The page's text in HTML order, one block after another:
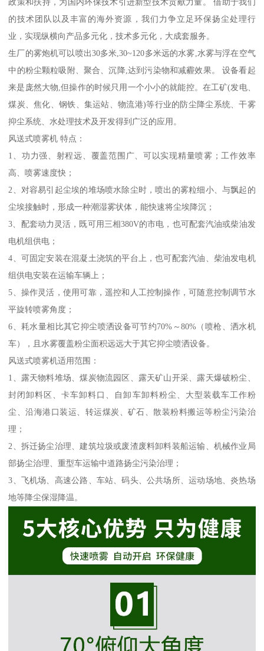
的技术团队以及丰富的海外资源，我们力争立足环保扬尘处理行
业，实现纵横向产品多元化，技术多元化，大成套服务。
生厂的雾炮机可以喷出30多米,30~120多米远的水雾,水雾与浮在空气
中的粉尘颗粒吸附、聚合、沉降,达到污染物和减霾效果。 设备看起
来是庞然大物,但操作的时候只用一个小小的就能控。在工矿(发电、
煤炭、焦化、钢铁、集运站、物流港)等行业的防尘降尘系统、干雾
抑尘系统、水处理技术及开发得到广泛的应用。
风送式喷雾机 特点：
1、功力强、射程远、覆盖范围广、可以实现精量喷雾；工作效率
高、喷雾速度快；
2、对容易引起尘埃的堆场喷水除尘时，喷出的雾粒细小、与飘起的
尘埃接触时，形成一种潮湿雾状体，能快速将尘埃降沉；
3、配套动力灵活，既可用三相380V的市电，也可配套汽油或柴油发
电机组供电；
4、可固定安装在混凝土浇筑的平台上，也可配套汽油、柴油发电机
组供电安装在运输车辆上；
5、操作灵活，使用可靠，遥控和人工控制操作，可随意控制调节水
平旋转喷雾角度；
6、耗水量相比其它抑尘喷洒设备可节约70%～80%（喷枪、洒水机
车），且水雾覆盖粉尘面积远远大于其它抑尘喷洒设备。
风送式喷雾机适用范围：
1、露天物料堆场、煤炭物流园区、露天矿山开采、露天爆破粉尘、
封闭卸料区、卡车卸料口、自卸车卸料粉尘、大型装载车工作粉
尘、沿海港口装运、转运煤炭、矿石、散装粉料搬运等粉尘污染治
理；
2、拆迁扬尘治理、建筑垃圾或废渣废料卸料装船运输、机械作业局
部扬尘治理、重型车运输中道路扬尘污染治理；
3、飞机场、高速公路、车站、码头、公共场所、运动场地、炎热场
地等降尘保湿降温。